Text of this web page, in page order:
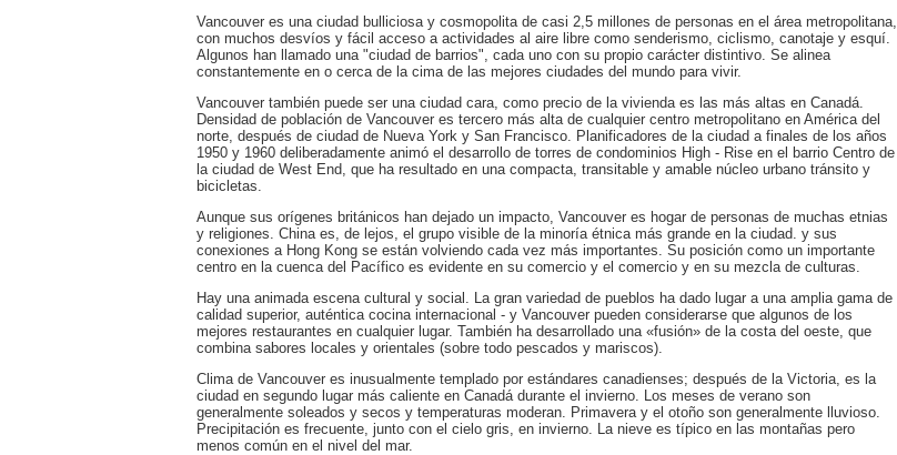
Vancouver es una ciudad bulliciosa y cosmopolita de casi 2,5 millones de personas en el área metropolitana,
con muchos desvíos y fácil acceso a actividades al aire libre como senderismo, ciclismo, canotaje y esquí.
Algunos han llamado una "ciudad de barrios", cada uno con su propio carácter distintivo. Se alinea
constantemente en o cerca de la cima de las mejores ciudades del mundo para vivir.
Vancouver también puede ser una ciudad cara, como precio de la vivienda es las más altas en Canadá.
Densidad de población de Vancouver es tercero más alta de cualquier centro metropolitano en América del
norte, después de ciudad de Nueva York y San Francisco. Planificadores de la ciudad a finales de los años
1950 y 1960 deliberadamente animó el desarrollo de torres de condominios High - Rise en el barrio Centro de
la ciudad de West End, que ha resultado en una compacta, transitable y amable núcleo urbano tránsito y
bicicletas.
Aunque sus orígenes británicos han dejado un impacto, Vancouver es hogar de personas de muchas etnias
y religiones. China es, de lejos, el grupo visible de la minoría étnica más grande en la ciudad. y sus
conexiones a Hong Kong se están volviendo cada vez más importantes. Su posición como un importante
centro en la cuenca del Pacífico es evidente en su comercio y el comercio y en su mezcla de culturas.
Hay una animada escena cultural y social. La gran variedad de pueblos ha dado lugar a una amplia gama de
calidad superior, auténtica cocina internacional - y Vancouver pueden considerarse que algunos de los
mejores restaurantes en cualquier lugar. También ha desarrollado una «fusión» de la costa del oeste, que
combina sabores locales y orientales (sobre todo pescados y mariscos).
Clima de Vancouver es inusualmente templado por estándares canadienses; después de la Victoria, es la
ciudad en segundo lugar más caliente en Canadá durante el invierno. Los meses de verano son
generalmente soleados y secos y temperaturas moderan. Primavera y el otoño son generalmente lluvioso.
Precipitación es frecuente, junto con el cielo gris, en invierno. La nieve es típico en las montañas pero
menos común en el nivel del mar.